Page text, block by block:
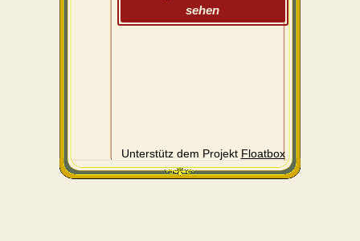
sehen
Unterstütz dem Projekt Floatbox